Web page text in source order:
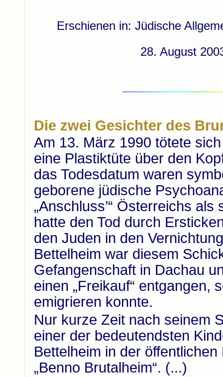
Erschienen in: Jüdische
28. August
Die zwei Gesichter des
Am 13. März 1990 tötete
eine Plastiktüte über den
das Todesdatum waren
geborene jüdische
„Anschluss’“ Österreichs
hatte den Tod durch
den Juden in den
Bettelheim war diesem
Gefangenschaft in Dachau
einen „Freikauf“ entgangen,
emigrieren konnte.
Nur kurze Zeit nach seinem
einer der bedeutendsten
Bettelheim in der
„Benno Brutalheim“. (...)